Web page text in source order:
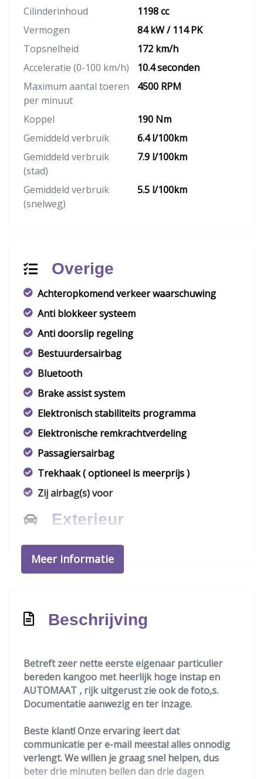
Cilinderinhoud
1198 cc
Vermogen
84 kW / 114 PK
Topsnelheid
172 km/h
Acceleratie (0-100 km/h)
10.4 seconden
Maximum aantal toeren
per minuut
4500 RPM
Koppel
190 Nm
Gemiddeld verbruik
6.4 l/100km
Gemiddeld verbruik
(stad)
7.9 l/100km
Gemiddeld verbruik
(snelweg)
5.5 l/100km
Overige
Achteropkomend verkeer waarschuwing
Anti blokkeer systeem
Anti doorslip regeling
Bestuurdersairbag
Bluetooth
Brake assist system
Elektronisch stabiliteits programma
Elektronische remkrachtverdeling
Passagiersairbag
Trekhaak ( optioneel is meerprijs )
Zij airbag(s) voor
Exterieur
Achterruitwisser
Buitenspiegels elektrisch verstel- en
afstandsbediening
Mistlampen voor
Zijschuifdeur links
Zijschuifdeur rechts
Interieur
Achterbank in delen neerklapbaar
Meer informatie
Beschrijving
Betreft zeer nette eerste eigenaar particulier
bereden kangoo met heerlijk hoge instap en
AUTOMAAT , rijk uitgerust zie ook de foto,s.
Documentatie aanwezig en ter inzage.
Beste klant! Onze ervaring leert dat
communicatie per e-mail meestal alles onnodig
verlengt. We willen je graag snel helpen, dus
beter drie minuten bellen dan drie dagen